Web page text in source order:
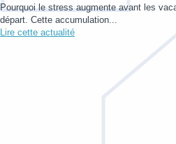
Pourquoi le stress augmente avant les
départ. Cette accumulation...
Lire cette actualité